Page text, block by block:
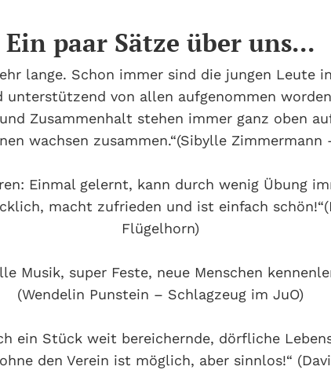
Ein paar Sätze über uns...
lange. Schon immer sind die jungen Leute
unterstützend von allen aufgenommen
Zusammenhalt stehen immer ganz oben
wachsen zusammen.“(Sibylle Zimmermann
Einmal gelernt, kann durch wenig Übung
macht zufrieden und ist einfach
Flügelhorn)
Musik, super Feste, neue Menschen
(Wendelin Punstein – Schlagzeug im JuO)
ein Stück weit bereichernde, dörfliche
den Verein ist möglich, aber sinnlos!“